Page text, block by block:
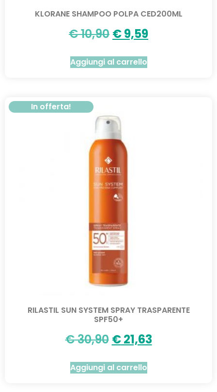
KLORANE SHAMPOO POLPA CED200ML
€10,90 €9,59
Aggiungi al carrello
In offerta!
RILASTIL SUN SYSTEM SPRAY TRASPARENTE
SPF50+
€30,90 €21,63
Aggiungi al carrello